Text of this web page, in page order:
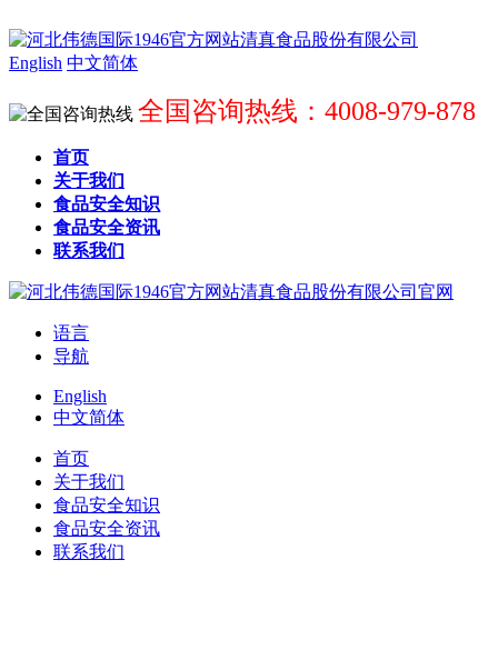
English 中文简体
全国咨询热线：4008-979-878
首页
关于我们
食品安全知识
食品安全资讯
联系我们
语言
导航
English
中文简体
首页
关于我们
食品安全知识
食品安全资讯
联系我们